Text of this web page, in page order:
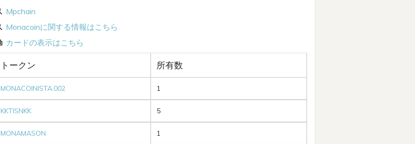
Mpchain
Monacoinに関する情報はこちら
カードの表示はこちら
トークン 所有数
MONACOINISTA.002 1
KKTISNKK 5
MONAMASON 1